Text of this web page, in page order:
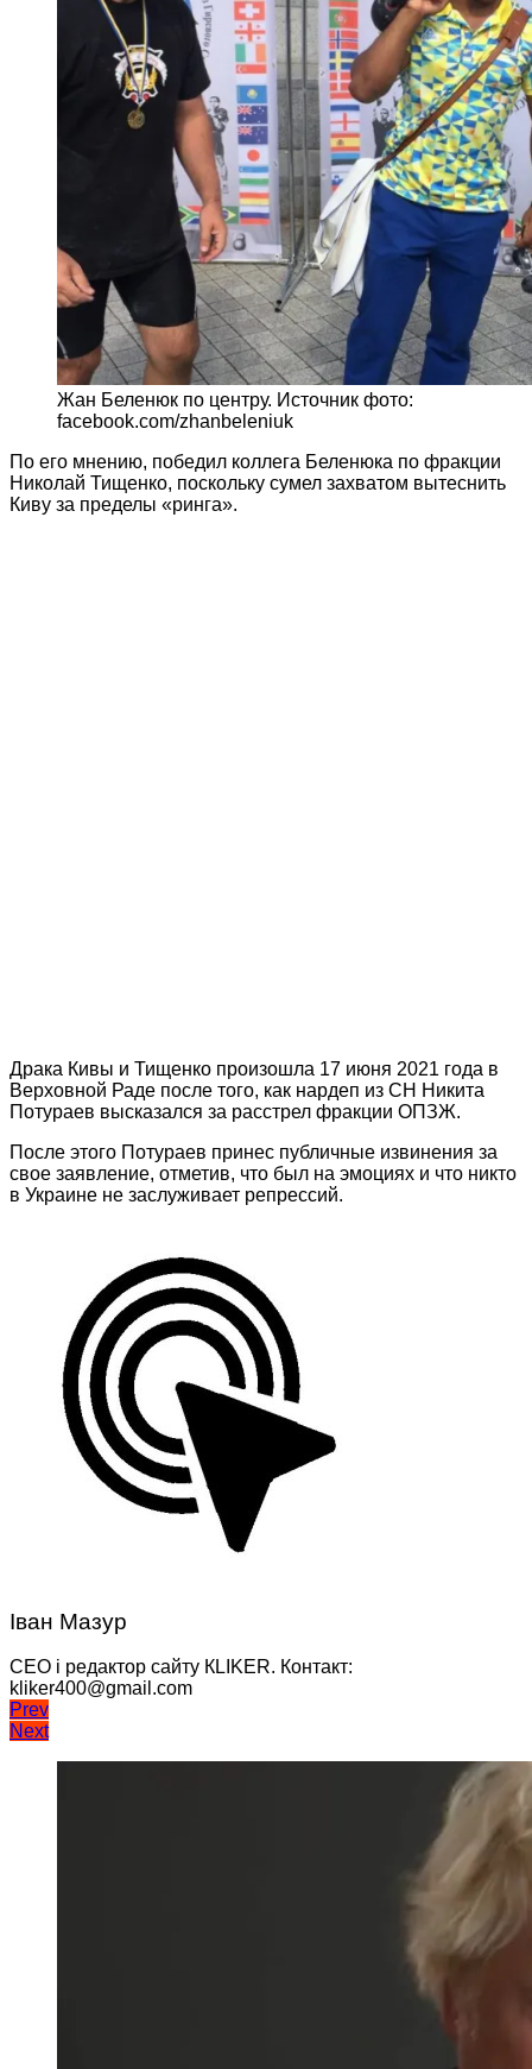
Жан Беленюк по центру. Источник фото:
facebook.com/zhanbeleniuk
По его мнению, победил коллега Беленюка по фракции
Николай Тищенко, поскольку сумел захватом вытеснить
Киву за пределы «ринга».
Драка Кивы и Тищенко произошла 17 июня 2021 года в
Верховной Раде после того, как нардеп из СН Никита
Потураев высказался за расстрел фракции ОПЗЖ.
После этого Потураев принес публичные извинения за
свое заявление, отметив, что был на эмоциях и что никто
в Украине не заслуживает репрессий.
Іван Мазур
CEO і редактор сайту КLIKER. Контакт:
kliker400@gmail.com
Навігація
записів
Prev
Next